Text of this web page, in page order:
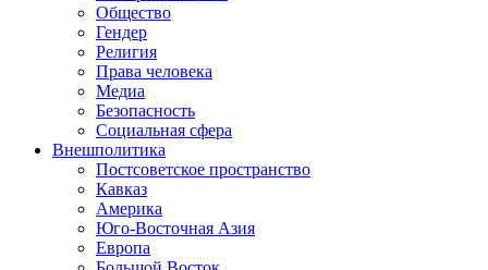
Общество
Гендер
Религия
Права человека
Медиа
Безопасность
Социальная сфера
Внешполитика
Постсоветское пространство
Кавказ
Америка
Юго-Восточная Азия
Европа